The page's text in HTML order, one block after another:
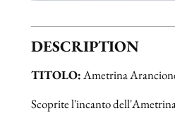
DESCRIPTION
TITOLO:Ametrina
Scoprite l'incanto